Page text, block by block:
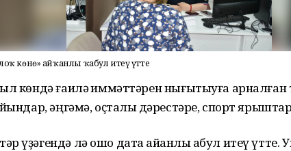
көнө» айҡанлы ҡабул итеү үтте
көндә ғаилә ҡиммәттәрен нығытыуға
әңгәмә, оҫталыҡ дәрестәре, спорт
үҙәгендә лә ошо дата айҡанлы ҡабул итеү үтте.